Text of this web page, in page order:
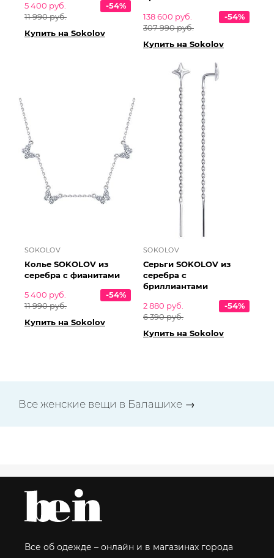
5 400 руб.
11 990 руб.
-54%
Купить на Sokolov
138 600 руб.
307 990 руб.
-54%
Купить на Sokolov
SOKOLOV
Колье SOKOLOV из
серебра с фианитами
5 400 руб.
11 990 руб.
-54%
Купить на Sokolov
SOKOLOV
Серьги SOKOLOV из
серебра с
бриллиантами
2 880 руб.
6 390 руб.
-54%
Купить на Sokolov
Все женские вещи в Балашихе →
Все об одежде – онлайн и в магазинах города